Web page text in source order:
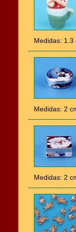
Medidas: 1.3
Medidas: 2
Medidas: 2